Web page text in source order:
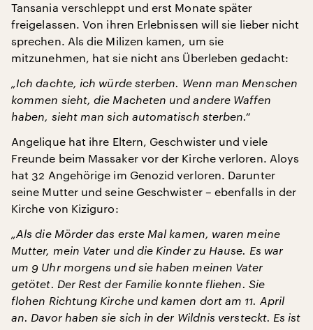
Tansania verschleppt und erst Monate später
freigelassen. Von ihren Erlebnissen will sie lieber nicht
sprechen. Als die Milizen kamen, um sie
mitzunehmen, hat sie nicht ans Überleben gedacht:
„Ich dachte, ich würde sterben. Wenn man Menschen
kommen sieht, die Macheten und andere Waffen
haben, sieht man sich automatisch sterben.“
Angelique hat ihre Eltern, Geschwister und viele
Freunde beim Massaker vor der Kirche verloren. Aloys
hat 32 Angehörige im Genozid verloren. Darunter
seine Mutter und seine Geschwister – ebenfalls in der
Kirche von Kiziguro:
„Als die Mörder das erste Mal kamen, waren meine
Mutter, mein Vater und die Kinder zu Hause. Es war
um 9 Uhr morgens und sie haben meinen Vater
getötet. Der Rest der Familie konnte fliehen. Sie
flohen Richtung Kirche und kamen dort am 11. April
an. Davor haben sie sich in der Wildnis versteckt. Es ist